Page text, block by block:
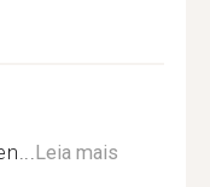
Leia mais